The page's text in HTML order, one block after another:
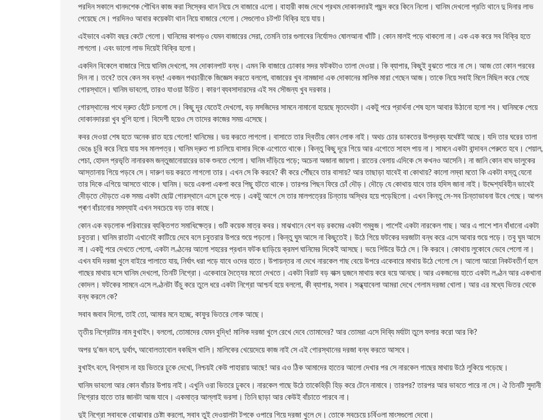
পরদিন সকালে খানদশেক শৌখিন কাজ করা সিস্কের থান নিয়ে সে বাজারে এলো। বাহারী কাজ দেখে প্রথম দোকানদারই পছন্দ করে কিনে নিলো। ঘানিম দেখলো প্রতি থানে দু দিনার লাভ
পেয়েছে সে। পরদিনও আবার কয়েকটা থান নিয়ে বাজারে গেলো। সেগুলোও চটপট বিক্রি হয়ে যায়।
এইভাবে একটা বছর কেটে গেলো। ঘানিমের কাপড়ও যেমন বাজারের সেরা, তেমনি তার গুলাবের নির্যােসও ষোলআনা খাঁটি। কোন মালই পড়ে থাকলো না। এক এক করে সব বিক্রি হতে
লাগলো। এবং ভালো লাভ দিয়েই বিক্রি হলো।
একদিন বিকেলে বাজারে গিয়ে ঘানিম দেখলো, সব দোকানপাট বন্ধ। এমন কি বাজারে ঢোকার সদর ফটকটাও তালা দেওয়া। কি ব্যাপার, কিছুই বুঝতে পারে না সে। আজ তো কোন পরবের
দিন না। তবে? তবে কেন সব বন্ধ! একজন পথচারীকে জিজ্ঞেস করতে বললো, বাজারের খুব নামজাদা এক দোকানের মালিক মারা গেছেন আজ। তাকে নিয়ে সবাই মিলে মিছিল করে গেছে
গোরস্থানে। ঘানিম ভাবলো, তারও যাওয়া উচিত। কারণ ব্যবসাদারদের এই সব সৌজন্য খুব দরকার।
গোরস্থানের পথে দ্রুত হেঁটে চললো সে। কিছু দূর যেতেই দেখলো, বড় মসজিদের সামনে নামানো হয়েছে মৃতদেহটা। একটু পরে প্রার্থনা শেষ হলে আবার উঠানো হলো শব। ঘানিমকে পেয়ে
দোকানদাররা খুব খুশি হলো। বিদেশী হয়েও সে তাদের কাজের সময় এসেছে।
কবর দেওয়া শেষ হতে অনেক রাত হয়ে গেলো! ঘানিমের। ভয় করতে লাগলো। বাসাতে তার দ্বিতীয় কোন লোক নাই। অথচ চোর ডাকতের উপদ্রব্য যথেষ্টই আছে। যদি তার ঘরের তালা
ভেঙে চুরি করে নিয়ে যায় সব মালপত্র। ঘানিম দ্রুত পা চালিয়ে বাসার দিকে এগোতে থাকে। কিন্তু কিছু দূরে গিয়ে আর এগোতে সাহস পায় না। সামনে একটা বান্দাবন পেরুতে হবে। শেয়াল,
পেচা, হোদল প্রভৃতি নানারকম জন্তুজানোয়ারের ডাক শুনতে পেলো। ঘানিম দাঁড়িয়ে পড়ে; অচেনা অজানা জায়গা। রাতের বেলায় এদিকে সে কখনও আসেনি। না জানি কোন বাঘ ভালুকের
আস্তানায় গিয়ে পড়বে সে। দারুণ ভয় করতে লাগলো তার। এখন সে কি করবে? কী করে পৌঁছবে তার বাসায়? আর তাছাড়া যাবেই বা কোথায়? কালো লম্বা মতো কি একটা বস্তু যেনো
তার দিকে এগিয়ে আসতে থাকে। ঘানিম। ভয়ে একপা একপা করে পিছু হটতে থাকে। তারপর পিছন ফিরে চোঁ দৌড়। দৌড়ে যে কোথায় যাবে তার হদিস জানা নাই। উদ্দেশ্যবিহীন ভাবেই
দীেড়তে দৌড়তে এক সময় একটা ছোট্ট গোরস্থানে এসে ঢুকে পড়ে। একটু আগে সে তার মালপত্রের চিন্তায় অস্থির হয়ে পড়েছিলো। এখন কিন্তু সে-সব চিন্তাভাবনা উবে গেছে। আপন
প্ৰাণ বাঁচানোর সমস্যাই এখন সবচেয়ে বড় তার কাছে।
কোন এক বড়লোক পরিবারের ব্যক্তিগত সমাধিক্ষেত্র। গুটি কয়েক মাত্র কবর। মাঝখানে বেশ বড় রকমের একটা গম্বুজ। পাশেই একটা নারকেল গাছ। আর এ পাশে শান বাঁধানো একটা
চবুতরা। ঘানিম রাতটা এখানেই কাটিয়ে দেবে বলে চবুতরার উপরে শুয়ে পড়লো। কিন্তু ঘুম আসে না কিছুতেই। উঠে গিয়ে ফটকের দরজাটা বন্ধ করে এসে আবার শুয়ে পড়ে। তবু ঘুম আসে
না। একটু পরে দেখতে পেলো, একটা লণ্ঠনের আলো শহরের প্রধান ফটক ছাড়িয়ে ক্রমশ ঘানিমের দিকেই আসছে। ভয়ে শিউরে উঠে সে। কি করবে। কোথায় লুকোবে ভেবে পেলো না।
এখন যদি দরজা খুলে বাইরে পালাতে যায়, নিৰ্ঘাৎ ধরা পড়ে যাবে ওদের হাতে। উপায়ন্তর না দেখে নারকেল গাছ বেয়ে উপরে একেবারে মাথায় উঠে গেলো সে। আলো আরো নিকটবতীর্ণ হলে
গাছের মাথায় বসে ঘানিম দেখলো, তিনটি নিগ্রো। একেবারে দৈত্যের মতো দেখতে। একটা বিরাট বড় বাক্স দুজনে মাথায় করে বয়ে আনছে। আর একজনের হাতে একটা লণ্ঠন আর একখানা
কোদল। ফটকের সামনে এসে লণ্ঠনটা উঁচু করে তুলে ধরে একটা নিগ্রো আশ্চর্য হয়ে বললো, কী ব্যাপার, সবাব। সন্ধ্যাবেলা আমরা দেখে গেলাম দরজা খোলা। আর এর মধ্যে ভিতর থেকে
বন্ধ করলে কে?
সবাব জবাব দিলো, তাই তো, আমার মনে হচ্ছে, কাফুর ভিতরে লোক আছে।
তৃতীয় নিগ্রোটার নাম বুখাইৎ। বললো, তোমাদের যেমন বুদ্ধি! মালিক দরজা খুলে রেখে দেবে তোমাদের? আর তোমরা এসে দিব্যি মর্যাটা তুলে ফলার করো আর কি?
অপর দু’জন বলে, দুর্থাৎ, আবোলতাবোল বকছিস খালি। মালিকের খেয়েদেয়ে কাজ নাই সে এই গোরস্থানের দরজা বন্ধ করতে আসবে।
বুখাইৎ বলে, বিশ্বাস না হয় ভিতরে ঢুকে দেখো, নিশ্চয়ই কেউ পাহারায় আছে! আর এও ঠিক আমাদের হাতের আলো দেখার পর সে নারকেল গাছের মাথায় উঠে লুকিয়ে পড়েছে।
ঘানিম ভাবলো আর কোন বাঁচার উপায় নাই। এখুনি ওরা ভিতরে ঢুকবে। নারকেল গাছে উঠে তাকেহিড়ী হিড় করে টেনে নামাবে। তারপর? তারপর আর ভাবতে পারে না সে। ঐ তিনটি সুদানী
নিগ্রোর হাতে তার জানটা আজ যাবে। একমাত্র আল্লাই ভরসা। তিনি ছাড়া আর কেউই বাঁচাতে পারবে না।
দুই নিগ্রো সবাবকে বোঝাবার চেষ্টা করলো, সবাব তুই দেওয়ালটা টপকে ওপারে গিয়ে দরজা খুলে দে। তোকে সবচেয়ে চর্বিওলা মাংসগুলো দেবো।